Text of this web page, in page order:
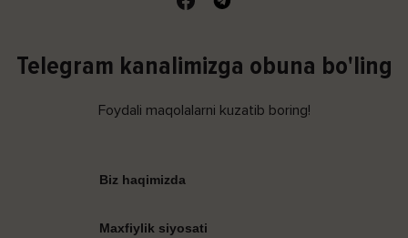
Telegram kanalimizga obuna bo'ling
Foydali maqolalarni kuzatib boring!
Biz haqimizda
Maxfiylik siyosati